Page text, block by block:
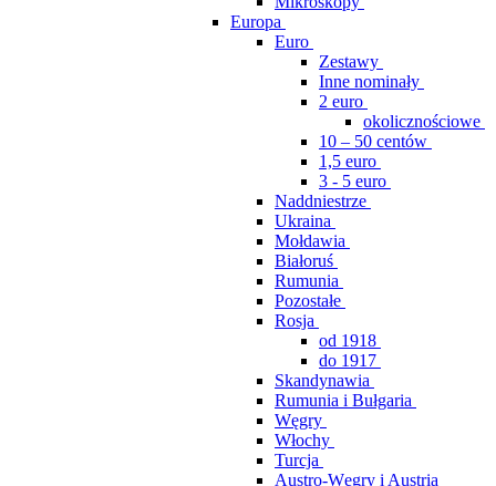
Europa
Euro
Zestawy
Inne nominały
2 euro
okolicznościowe
10 – 50 centów
1,5 euro
3 - 5 euro
Naddniestrze
Ukraina
Mołdawia
Białoruś
Rumunia
Pozostałe
Rosja
od 1918
do 1917
Skandynawia
Rumunia i Bułgaria
Węgry
Włochy
Turcja
Austro-Węgry i Austria